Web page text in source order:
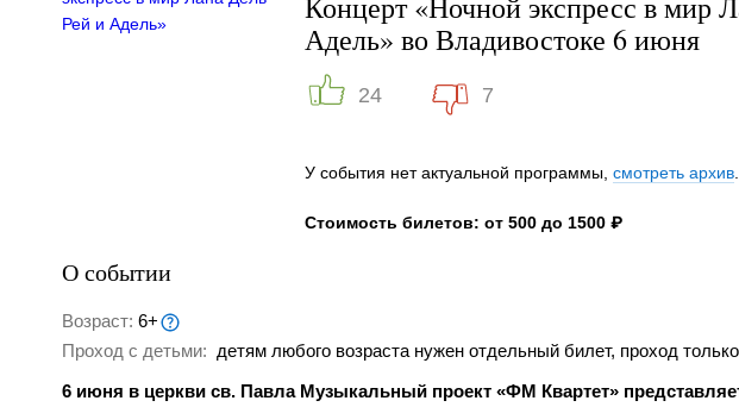
Адель» во Владивостоке 6 июня
24 7
У события нет актуальной программы, смотреть архив
Стоимость билетов: от 500 до 1500 ₽
О событии
Возраст: 6+
Проход с детьми: детям любого возраста нужен отдельный билет, проход
6 июня в церкви св. Павла Музыкальный проект «ФМ Квартет»